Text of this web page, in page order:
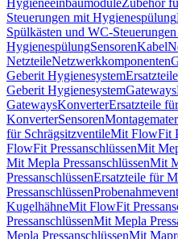
HygieneeinbaumoduleZubehör
Steuerungen mit Hygienespülung
Spülkästen und WC-
HygienespülungSensorenKabel
NetzteileNetzwerkkomponenten
Geberit Hygienesystem
Geberit HygienesystemGateways
GatewaysKonverterErsatzteile für
KonverterSensoren
für SchrägsitzventileMit FlowFit
FlowFit PressanschlüssenMit
Mit Mepla PressanschlüssenMit
PressanschlüssenErsatzteile für
Pressanschlüssen
KugelhähneMit FlowFit
PressanschlüssenMit Mepla
Mepla PressanschlüssenMit